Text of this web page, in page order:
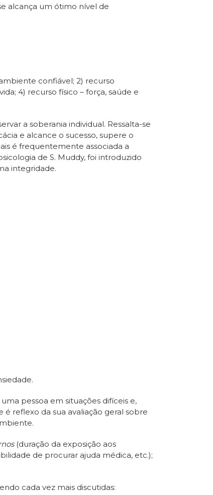
alcança um ótimo nível de
confiável; 2) recurso
4) recurso físico – força, saúde e
a soberania individual. Ressalta-se
e alcance o sucesso, supere o
é frequentemente associada a
de S. Muddy, foi introduzido
integridade.
pessoa em situações difíceis e,
reflexo da sua avaliação geral sobre
(duração da exposição aos
de procurar ajuda médica, etc.);
cada vez mais discutidas: